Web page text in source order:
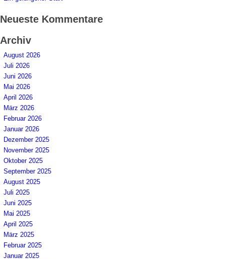
Neueste Kommentare
Archiv
August 2026
Juli 2026
Juni 2026
Mai 2026
April 2026
März 2026
Februar 2026
Januar 2026
Dezember 2025
November 2025
Oktober 2025
September 2025
August 2025
Juli 2025
Juni 2025
Mai 2025
April 2025
März 2025
Februar 2025
Januar 2025